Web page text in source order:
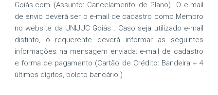
Goiás.com (Assunto: Cancelamento de Plano). O e-mail
de envio deverá ser o e-mail de cadastro como Membro
no website da UNIJUC Goiás . Caso seja utilizado e-mail
distinto, o requerente deverá informar as seguintes
informações na mensagem enviada: e-mail de cadastro
e forma de pagamento (Cartão de Crédito: Bandeira + 4
últimos dígitos, boleto bancário.)